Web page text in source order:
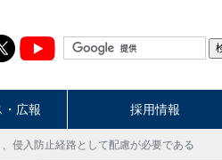
・広報 採用情報
侵入防止経路として配慮が必要である